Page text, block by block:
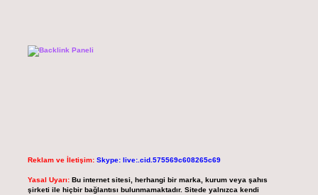
Reklam ve İletişim: Skype: live:.cid.575569c608265c69
Yasal Uyarı: Bu internet sitesi, herhangi bir marka, kurum veya şahıs
şirketi ile hiçbir bağlantısı bulunmamaktadır. Sitede yalnızca kendi